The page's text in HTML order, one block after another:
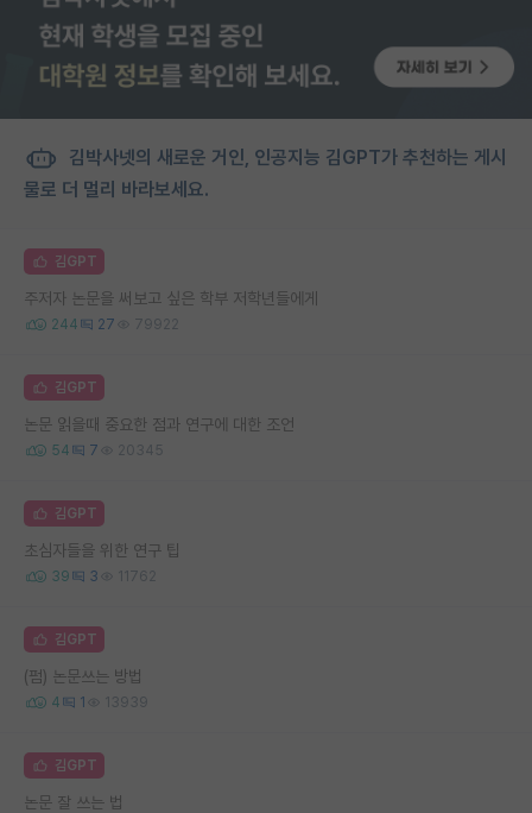
김박사넷의 새로운 거인, 인공지능 김GPT가 추천하는 게시
물로 더 멀리 바라보세요.
김GPT
주저자 논문을 써보고 싶은 학부 저학년들에게
244 27 79922
김GPT
논문 읽을때 중요한 점과 연구에 대한 조언
54 7 20345
김GPT
초심자들을 위한 연구 팁
39 3 11762
김GPT
(펌) 논문쓰는 방법
4 1 13939
김GPT
논문 잘 쓰는 법